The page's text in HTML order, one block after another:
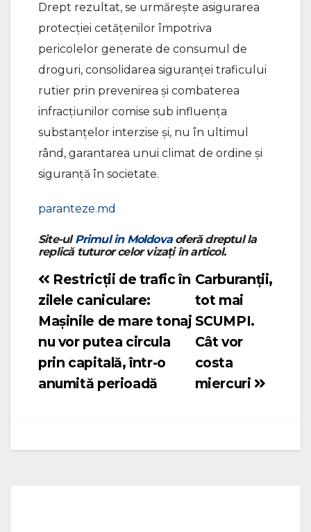
Drept rezultat, se urmărește asigurarea
protecției cetățenilor împotriva
pericolelor generate de consumul de
droguri, consolidarea siguranței traficului
rutier prin prevenirea și combaterea
infracțiunilor comise sub influența
substanțelor interzise și, nu în ultimul
rând, garantarea unui climat de ordine și
siguranță în societate.
paranteze.md
Site-ulPrimul in Moldovaoferă dreptul la
replică tuturor celor vizați în articol.
Navigare
în
Carburanții,
tot mai
SCUMPI.
Cât vor
costa
miercuri
Restricții de trafic în
zilele caniculare:
Mașinile de mare tonaj
nu vor putea circula
prin capitală, într-o
anumită perioadă